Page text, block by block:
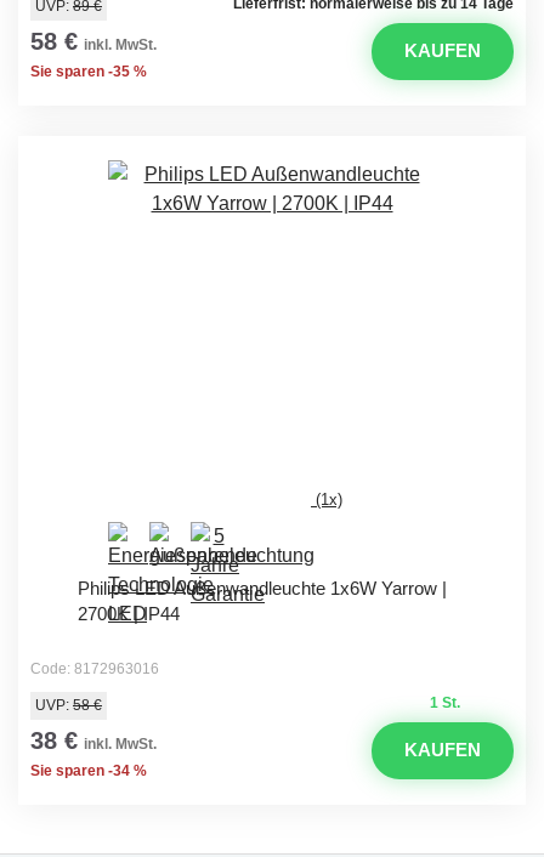
UVP: 89 €
58 € inkl. MwSt.
Sie sparen -35 %
KAUFEN
(1x)
Philips LED Außenwandleuchte 1x6W Yarrow |
2700K | IP44
Code: 8172963016
1 St.
UVP: 58 €
38 € inkl. MwSt.
Sie sparen -34 %
KAUFEN